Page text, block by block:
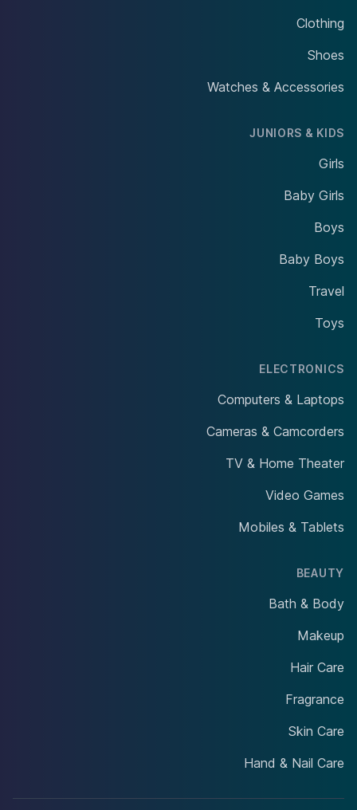
Clothing
Shoes
Watches & Accessories
JUNIORS & KIDS
Girls
Baby Girls
Boys
Baby Boys
Travel
Toys
ELECTRONICS
Computers & Laptops
Cameras & Camcorders
TV & Home Theater
Video Games
Mobiles & Tablets
BEAUTY
Bath & Body
Makeup
Hair Care
Fragrance
Skin Care
Hand & Nail Care